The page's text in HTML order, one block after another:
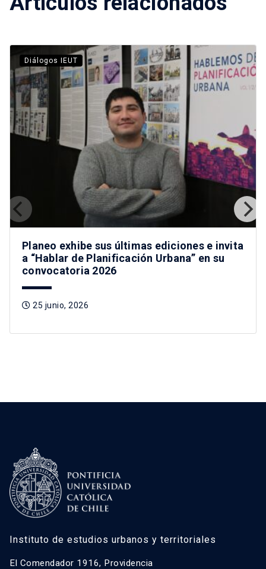
Diálogos IEUT
Planeo exhibe sus últimas ediciones e invita
a “Hablar de Planificación Urbana” en su
convocatoria 2026
25 junio, 2026
Instituto de estudios urbanos y territoriales
El Comendador 1916, Providencia